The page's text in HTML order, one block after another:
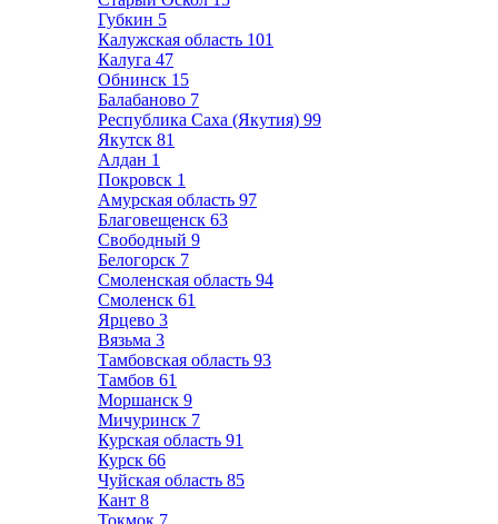
Губкин 5
Калужская область 101
Калуга 47
Обнинск 15
Балабаново 7
Республика Саха (Якутия) 99
Якутск 81
Алдан 1
Покровск 1
Амурская область 97
Благовещенск 63
Свободный 9
Белогорск 7
Смоленская область 94
Смоленск 61
Ярцево 3
Вязьма 3
Тамбовская область 93
Тамбов 61
Моршанск 9
Мичуринск 7
Курская область 91
Курск 66
Чуйская область 85
Кант 8
Токмок 7